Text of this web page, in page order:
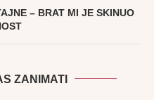
– BRAT MI JE SKINUO
ZANIMATI